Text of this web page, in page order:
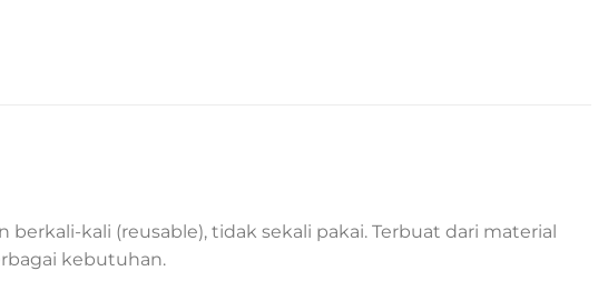
kali (reusable), tidak sekali pakai. Terbuat dari material
kebutuhan.